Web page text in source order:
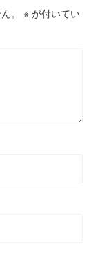
。 ※ が付いてい